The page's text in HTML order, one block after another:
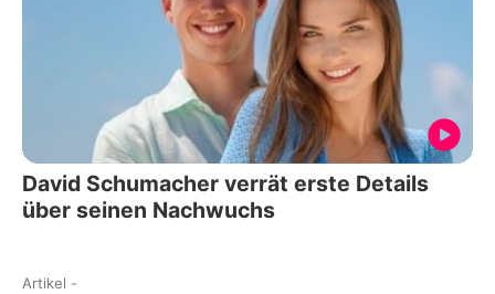
David Schumacher verrät erste Details
über seinen Nachwuchs
Artikel -